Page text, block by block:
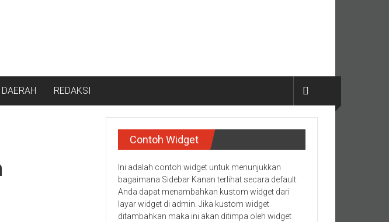
DAERAH REDAKSI
Contoh Widget
Ini adalah contoh widget untuk menunjukkan
bagaimana Sidebar Kanan terlihat secara default.
Anda dapat menambahkan kustom widget dari
layar widget di admin. Jika kustom widget
ditambahkan maka ini akan ditimpa oleh widget